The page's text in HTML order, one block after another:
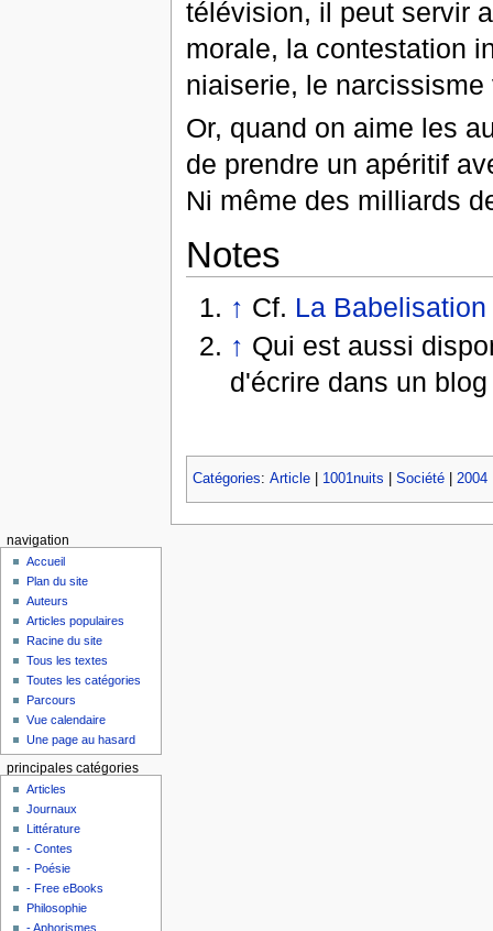
télévision, il peut servir
morale, la contestation
niaiserie, le
Or, quand on aime les
de prendre un apéritif
Ni même des milliards
Notes
↑ Cf. La
↑ Qui est aussi
d'écrire dans un
Catégories: Article| 1001nuits Société| 2004
navigation
Accueil
Plan du site
Auteurs
Articles populaires
Racine du site
Tous les textes
Toutes les catégories
Parcours
Vue calendaire
Une page au hasard
principales catégories
Articles
Journaux
Littérature
- Contes
- Poésie
- Free eBooks
Philosophie
- Aphorismes